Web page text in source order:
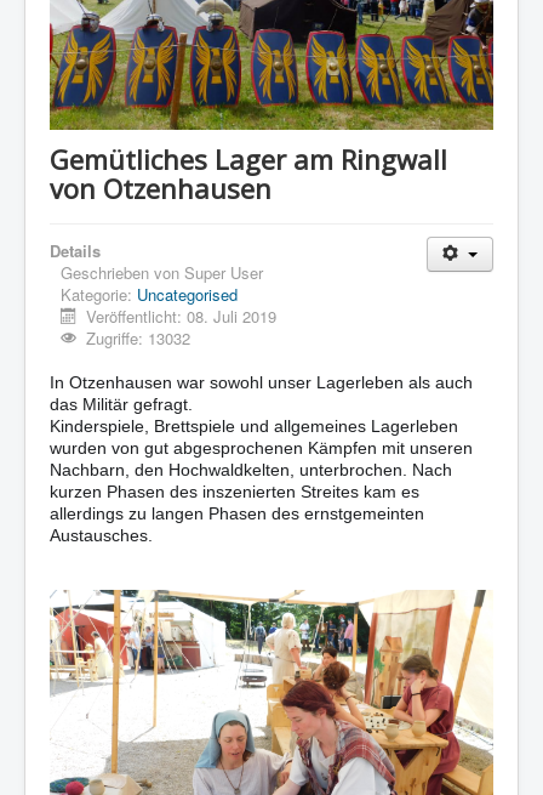
Gemütliches Lager am Ringwall
von Otzenhausen
Details
Geschrieben von Super User
Kategorie: Uncategorised
Veröffentlicht: 08. Juli 2019
Zugriffe: 13032
In Otzenhausen war sowohl unser Lagerleben als auch
das Militär gefragt.
Kinderspiele, Brettspiele und allgemeines Lagerleben
wurden von gut abgesprochenen Kämpfen mit unseren
Nachbarn, den Hochwaldkelten, unterbrochen. Nach
kurzen Phasen des inszenierten Streites kam es
allerdings zu langen Phasen des ernstgemeinten
Austausches.